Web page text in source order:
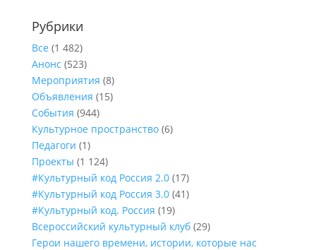
Рубрики
Все (1 482)
Анонс (523)
Мероприятия (8)
Объявления (15)
События (944)
Культурное пространство(6)
Педагоги (1)
Проекты (1 124)
#Культурный код Россия 2.0(17)
#Культурный код Россия 3.0(41)
#Культурный код. Россия (19)
Всероссийский культурный клуб(29)
Герои нашего времени, истории, которые нас